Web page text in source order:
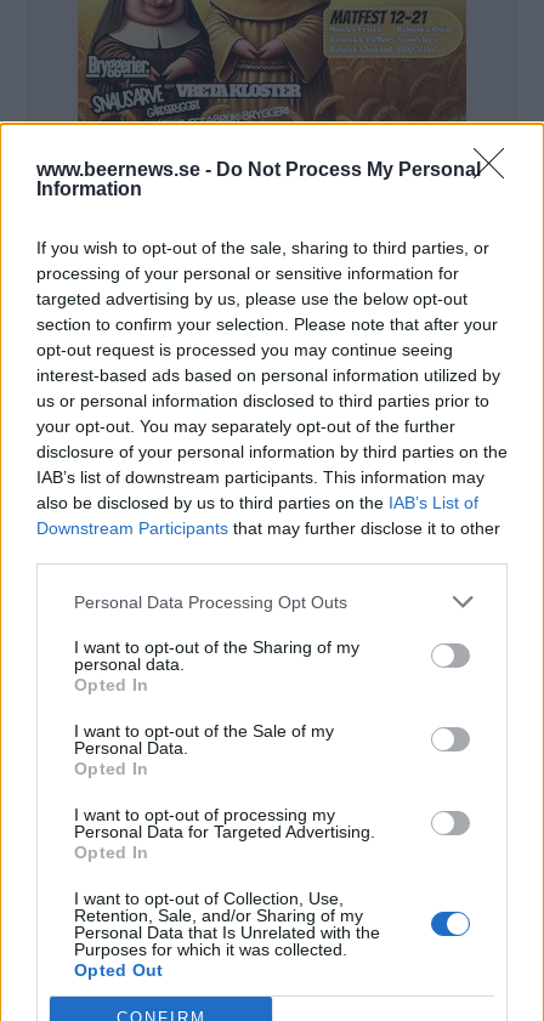
www.beernews.se - Do Not Process My Personal
Information
If you wish to opt-out of the sale, sharing to third parties, or
processing of your personal or sensitive information for
targeted advertising by us, please use the below opt-out
section to confirm your selection. Please note that after your
opt-out request is processed you may continue seeing
interest-based ads based on personal information utilized by
us or personal information disclosed to third parties prior to
your opt-out. You may separately opt-out of the further
disclosure of your personal information by third parties on the
IAB’s list of downstream participants. This information may
also be disclosed by us to third parties on the IAB’s List of
Downstream Participants that may further disclose it to other
Personal Data Processing Opt Outs
I want to opt-out of the Sharing of my
personal data.
Opted In
I want to opt-out of the Sale of my
Personal Data.
Opted In
I want to opt-out of processing my
Personal Data for Targeted Advertising.
Opted In
I want to opt-out of Collection, Use,
Retention, Sale, and/or Sharing of my
Personal Data that Is Unrelated with the
Purposes for which it was collected.
Opted Out
CONFIRM
Det har gått snart två månader sedan branden på
Ölstugan Tullen i Kville. Men ännu vet inte Andreas
Jacob när det går att öppna igen. I värsta fall får man ha
stängt hela sommaren.
Det var den 17 februari som Ölstugan Tullen på Hisingen i
Göteborg eldhärjades. Troligen startade branden i ett
elskåp och spred sig snabbt upp i taket och mot andra
våningens kontor.
De personer som jobbade på kontoret tog sig ut oskadda.
– Det var tur i oturen att det hände på en förmiddag när vi
hade stängt. Dessutom var det skönt att ingen av
brandmännen skadades, det är tydligen svårt att
kontrollera en sådan här brand, säger Andreas Jacob.
Han äger de sju Göteborgsbarerna tillsammans med sin
bror Mattias och kunde bara se på när deras bar blev